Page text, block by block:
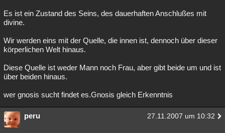
Es ist ein Zustand des Seins, des dauerhaften Anschlußes mit
divine.
Wir werden eins mit der Quelle, die innen ist, dennoch über dieser
körperlichen Welt hinaus.
Diese Quelle ist weder Mann noch Frau, aber gibt beide um und ist
über beiden hinaus.
wer gnosis sucht findet es.Gnosis gleich Erkenntnis
peru 27.11.2007 um 10:32